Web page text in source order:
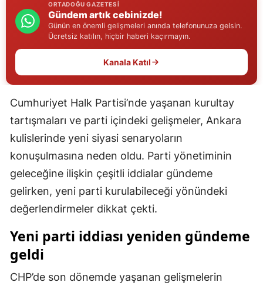
Eskişehir
Gaziantep
Giresun
Hakkari
Hatay
Isparta
Mersin
İstanbul
İzmir
Kastamonu
ORTADOĞU GAZETESI
Gündem artık cebinizde!
Günün en önemli gelişmeleri anında telefonunuza gelsin.
Ücretsiz katılın, hiçbir haberi kaçırmayın.
Kanala Katıl
Cumhuriyet Halk Partisi’nde yaşanan kurultay
tartışmaları ve parti içindeki gelişmeler, Ankara
kulislerinde yeni siyasi senaryoların
konuşulmasına neden oldu. Parti yönetiminin
geleceğine ilişkin çeşitli iddialar gündeme
gelirken, yeni parti kurulabileceği yönündeki
değerlendirmeler dikkat çekti.
Yeni parti iddiası yeniden gündeme
geldi
CHP’de son dönemde yaşanan gelişmelerin